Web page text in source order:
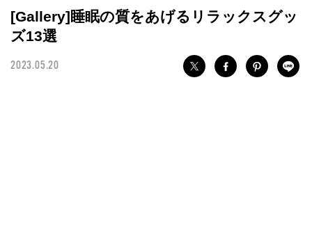
[Gallery]睡眠の質をあげるリラックスグッ
ズ13選
2023.05.20